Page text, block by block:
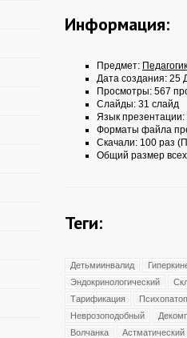
Информация:
Предмет:
Дата создания: 25
Просмотры: 567
Слайды: 31 слайд
Язык презентации:
Форматы файла
Скачали: 100 раз
Общий размер
Теги:
Детьмиинвалид
Эндокринологический
Тарификация
Неврозоподобный
Волчанка
Астматический